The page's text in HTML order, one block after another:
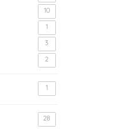
10
1
3
2
1
28